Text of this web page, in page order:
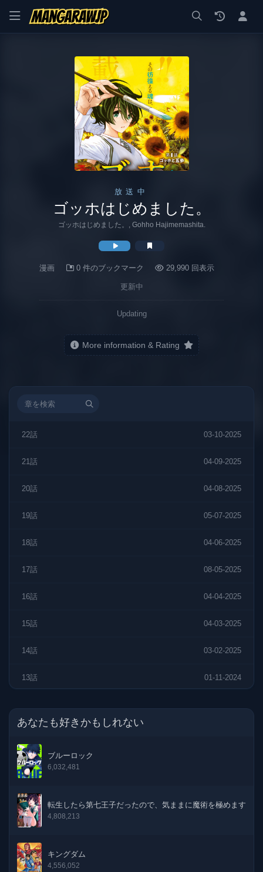
放送中
ゴッホはじめました。
ゴッホはじめました。, Gohho Hajimemashita.
漫画 0 件のブックマーク 29,990 回表示
更新中
Updating
More information & Rating
22話 03-10-2025
21話 04-09-2025
20話 04-08-2025
19話 05-07-2025
18話 04-06-2025
17話 08-05-2025
16話 04-04-2025
15話 04-03-2025
14話 03-02-2025
13話 01-11-2024
10話
8話
6話
あなたも好きかもしれない
ブルーロック
6,032,481
転生したら第七王子だったので、気ままに魔術を極めます
4,808,213
キングダム
4,556,052
漫画 raw, mangaraw, manga raw, manga1001, manga1000, エロ 漫画, エ